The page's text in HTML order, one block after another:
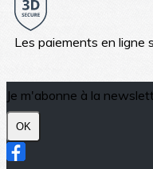
Les paiements en ligne
Je m'abonne à la
OK